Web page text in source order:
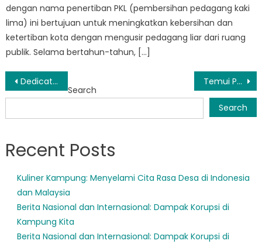
dengan nama penertiban PKL (pembersihan pedagang kaki
lima) ini bertujuan untuk meningkatkan kebersihan dan
ketertiban kota dengan mengusir pedagang liar dari ruang
publik. Selama bertahun-tahun, […]
Post
navigation
Dedicated Enforcement: The Work of Patroli Satpol PP Tojo Una-Una Temui Petugas Satpol PP Ampana Tete yang Berdedikasi Jaga Keamanan Kota
Search
Search
Recent Posts
Kuliner Kampung: Menyelami Cita Rasa Desa di Indonesia
dan Malaysia
Berita Nasional dan Internasional: Dampak Korupsi di
Kampung Kita
Berita Nasional dan Internasional: Dampak Korupsi di